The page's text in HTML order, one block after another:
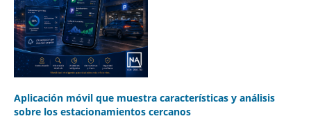
Aplicación móvil que muestra características y análisis
sobre los estacionamientos cercanos